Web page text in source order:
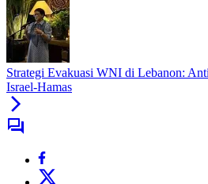
Strategi Evakuasi WNI di Lebanon:
Israel-Hamas